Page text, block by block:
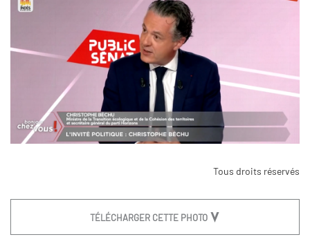
Tous droits réservés
TÉLÉCHARGER CETTE PHOTO